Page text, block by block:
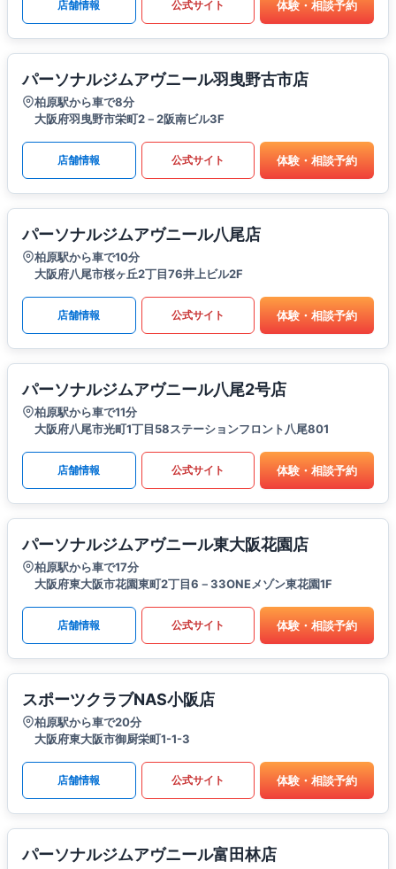
店舗情報 公式サイト 体験・相談予約
パーソナルジムアヴニール羽曳野古市店
柏原駅から車で8分
大阪府羽曳野市栄町2－2阪南ビル3F
店舗情報 公式サイト 体験・相談予約
パーソナルジムアヴニール八尾店
柏原駅から車で10分
大阪府八尾市桜ヶ丘2丁目76井上ビル2F
店舗情報 公式サイト 体験・相談予約
パーソナルジムアヴニール八尾2号店
柏原駅から車で11分
大阪府八尾市光町1丁目58ステーションフロント八尾801
店舗情報 公式サイト 体験・相談予約
パーソナルジムアヴニール東大阪花園店
柏原駅から車で17分
大阪府東大阪市花園東町2丁目6－33ONEメゾン東花園1F
店舗情報 公式サイト 体験・相談予約
スポーツクラブNAS小阪店
柏原駅から車で20分
大阪府東大阪市御厨栄町1-1-3
店舗情報 公式サイト 体験・相談予約
パーソナルジムアヴニール富田林店